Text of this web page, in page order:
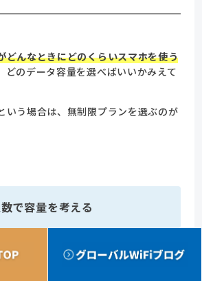
どんなときにどのくらいスマホを使う
どのデータ容量を選べばいいかみえて
いう場合は、無制限プランを選ぶのが
で容量を考える